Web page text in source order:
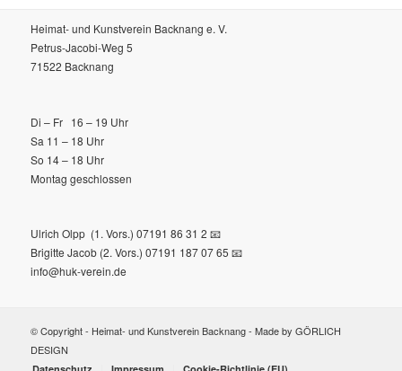
Heimat- und Kunstverein Backnang e. V.
Petrus-Jacobi-Weg 5
71522 Backnang
Di – Fr 16 – 19 Uhr
Sa 11 – 18 Uhr
So 14 – 18 Uhr
Montag geschlossen
Ulrich Olpp (1. Vors.) 07191 86 31 2 📧
Brigitte Jacob (2. Vors.) 07191 187 07 65 📧
info@huk-verein.de
© Copyright - Heimat- und Kunstverein Backnang - Made by GÖRLICH
DESIGN